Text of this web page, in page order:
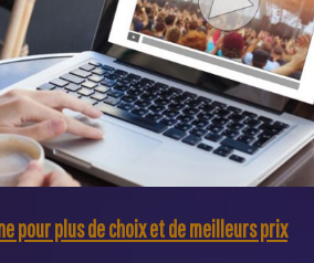
pour plus de choix et de meilleurs prix